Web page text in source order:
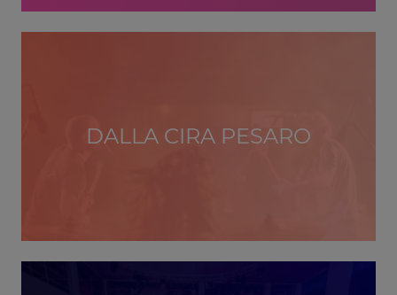
DALLA CIRA PESARO